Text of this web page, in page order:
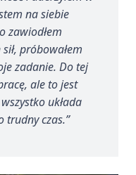
na siebie
zawiodłem
sił, próbowałem
zadanie. Do tej
ale to jest
układa
trudny czas.”